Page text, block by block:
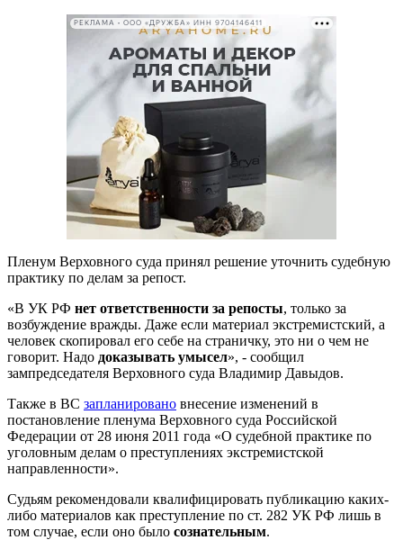
РЕКЛАМА • ООО «ДРУЖБА» ИНН 9704146411
Пленум Верховного суда принял решение уточнить судебную
практику по делам за репост.
«В УК РФ нет ответственности за репосты, только за
возбуждение вражды. Даже если материал экстремистский, а
человек скопировал его себе на страничку, это ни о чем не
говорит. Надо доказывать умысел», - сообщил
зампредседателя Верховного суда Владимир Давыдов.
Также в ВС запланировано внесение изменений в
постановление пленума Верховного суда Российской
Федерации от 28 июня 2011 года «О судебной практике по
уголовным делам о преступлениях экстремистской
направленности».
Судьям рекомендовали квалифицировать публикацию каких-
либо материалов как преступление по ст. 282 УК РФ лишь в
том случае, если оно было сознательным.